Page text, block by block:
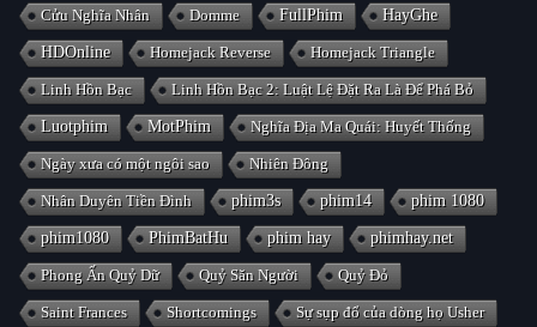
Cửu Nghĩa Nhân Domme FullPhim HayGhe
HDOnline Homejack Reverse Homejack Triangle
Linh Hồn Bạc Linh Hồn Bạc 2: Luật Lệ Đặt Ra Là Để Phá Bỏ
Luotphim MotPhim Nghĩa Địa Ma Quái: Huyết Thống
Ngày xưa có một ngôi sao Nhiên Đông
Nhân Duyên Tiền Đình phim3s phim14 phim 1080
phim1080 PhimBatHu phim hay phimhay.net
Phong Ấn Quỷ Dữ Quỷ Săn Người Quỷ Đỏ
Saint Frances Shortcomings Sự sụp đổ của dòng họ Usher